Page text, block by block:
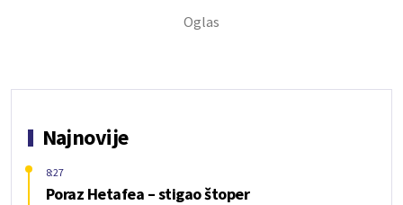
Najnovije
Poraz Hetafea – stigao štoper
8:27